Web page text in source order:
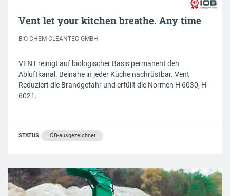
Vent let your kitchen breathe. Any time
BIO-CHEM CLEANTEC GMBH
VENT reinigt auf biologischer Basis permanent den
Abluftkanal. Beinahe in jeder Küche nachrüstbar. Vent
Reduziert die Brandgefahr und erfüllt die Normen H 6030, H
6021.
STATUS IÖB-ausgezeichnet